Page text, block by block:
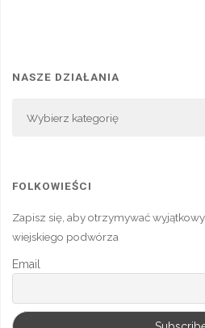
NASZE DZIAŁANIA
Działania
FOLKOWIEŚCI
Zapisz się, aby otrzymywać
wiejskiego podwórza
Email